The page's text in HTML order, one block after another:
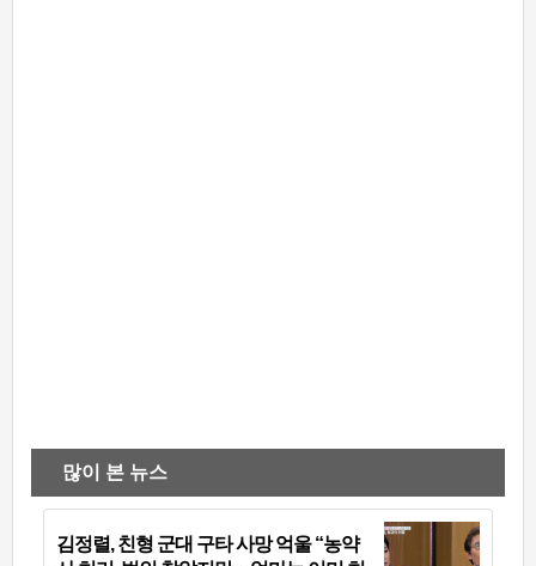
많이 본 뉴스
김정렬, 친형 군대 구타 사망 억울 “농약